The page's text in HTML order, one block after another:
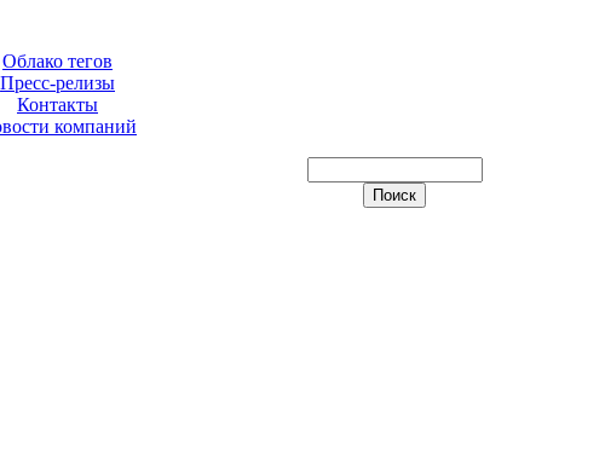
Облако тегов
Пресс-релизы
Контакты
компаний